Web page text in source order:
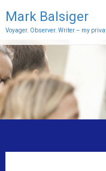
Mark Balsiger
Voyager. Observer. Writer – my